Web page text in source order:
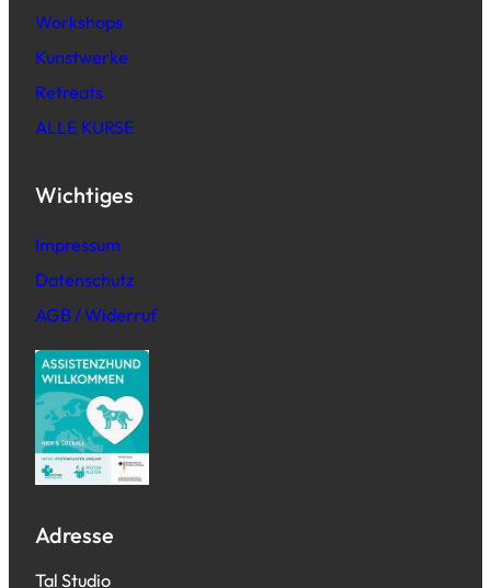
Workshops
Kunstwerke
Retreats
ALLE KURSE
Wichtiges
Impressum
Datenschutz
AGB / Widerruf
Adresse
Tal Studio